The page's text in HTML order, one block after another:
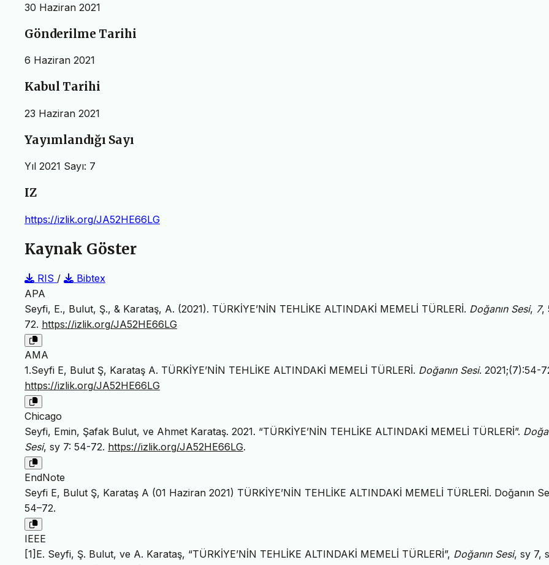
30 Haziran 2021
Gönderilme Tarihi
6 Haziran 2021
Kabul Tarihi
23 Haziran 2021
Yayımlandığı Sayı
Yıl 2021 Sayı: 7
IZ
https://izlik.org/JA52HE66LG
Kaynak Göster
RIS /
Bibtex
APA
Seyfi, E., Bulut, Ş., & Karataş, A. (2021). TÜRKİYE’NİN TEHLİKE ALTINDAKİ MEMELİ TÜRLERİ. Doğanın Sesi, 7,
72. https://izlik.org/JA52HE66LG
AMA
1.Seyfi E, Bulut Ş, Karataş A. TÜRKİYE’NİN TEHLİKE ALTINDAKİ MEMELİ TÜRLERİ. Doğanın Sesi. 2021;(7):54-
https://izlik.org/JA52HE66LG
Chicago
Seyfi, Emin, Şafak Bulut, ve Ahmet Karataş. 2021. “TÜRKİYE’NİN TEHLİKE ALTINDAKİ MEMELİ TÜRLERİ”.
Sesi, sy 7: 54-72. https://izlik.org/JA52HE66LG.
EndNote
Seyfi E, Bulut Ş, Karataş A (01 Haziran 2021) TÜRKİYE’NİN TEHLİKE ALTINDAKİ MEMELİ TÜRLERİ. Doğanın
54–72.
IEEE
[1]E. Seyfi, Ş. Bulut, ve A. Karataş, “TÜRKİYE’NİN TEHLİKE ALTINDAKİ MEMELİ TÜRLERİ”, Doğanın Sesi, sy 7,